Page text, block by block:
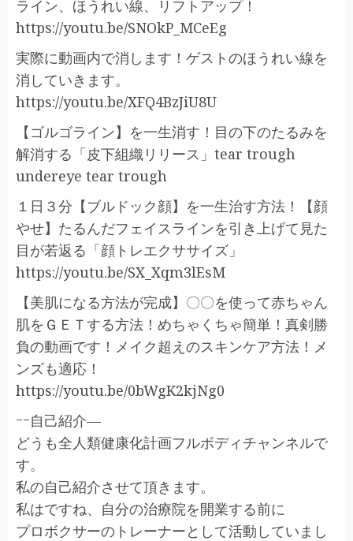
ライン、ほうれい線、リフトアップ！
https://youtu.be/SNOkP_MCeEg​​​
実際に動画内で消します！ゲストのほうれい線を
消していきます。
https://youtu.be/XFQ4BzJiU8U​​​
【ゴルゴライン】を一生消す！目の下のたるみを
解消する「皮下組織リリース」tear trough
undereye tear trough
１日３分【ブルドック顔】を一生治す方法！【顔
やせ】たるんだフェイスラインを引き上げて見た
目が若返る「顔トレエクササイズ」
https://youtu.be/SX_Xqm3lEsM​​​
【美肌になる方法が完成】〇〇を使って赤ちゃん
肌をＧＥＴする方法！めちゃくちゃ簡単！真剣勝
負の動画です！メイク超えのスキンケア方法！メ
ンズも適応！
https://youtu.be/0bWgK2kjNg0​​​
ｰｰ自己紹介—
どうも全人類健康化計画フルボディチャンネルで
す。
私の自己紹介させて頂きます。
私はですね、自分の治療院を開業する前に
プロボクサーのトレーナーとして活動していまし